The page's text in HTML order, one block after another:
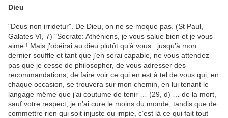
Dieu
"Deus non irridetur". De Dieu, on ne se moque pas. (St Paul,
Galates VI, 7) "Socrate: Athéniens, je vous salue bien et je vous
aime ! Mais j’obéirai au dieu plutôt qu’à vous : jusqu’à mon
dernier souffle et tant que j’en serai capable, ne vous attendez
pas que je cesse de philosopher, de vous adresser des
recommandations, de faire voir ce qui en est à tel de vous qui, en
chaque occasion, se trouvera sur mon chemin, en lui tenant le
langage même que j’ai coutume de tenir … (29, d) … de la mort,
sauf votre respect, je n’ai cure le moins du monde, tandis que de
commettre rien qui soit injuste ou impie, c’est là ce qui fait tout